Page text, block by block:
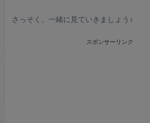
さっそく、一緒に見ていきましょう♪
スポンサーリンク